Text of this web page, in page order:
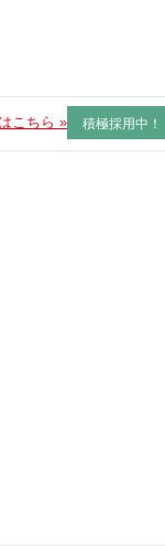
こちら » 積極採用中！